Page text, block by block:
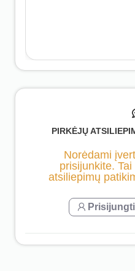
PIRKĖJŲ
Norėdami
prisijunkite.
atsiliepimų